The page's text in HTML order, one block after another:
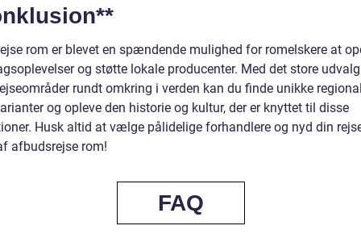
rom er blevet en spændende mulighed for romelskere at
og støtte lokale producenter. Med det store
rundt omkring i verden kan du finde unikke
og opleve den historie og kultur, der er knyttet til disse
Husk altid at vælge pålidelige forhandlere og nyd din
afbudsrejse rom!
FAQ